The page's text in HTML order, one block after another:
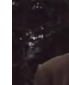
SULSEL
WN
GORONTALO